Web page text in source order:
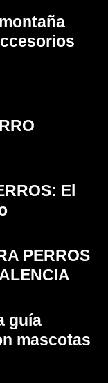
El
PERROS
guía
mascotas